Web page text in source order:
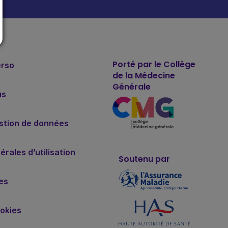
de données
d’utilisation
Porté par le Collège
de la Médecine
Générale
Soutenu par